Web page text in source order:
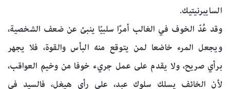
السايبرنيتيك.
وقد عُدّ الخوف في الغالب أمرًا سلبيّا ينبئ عن ضعف الشخصية،
ويجعل المرء خاضعا لمن يتوقع منه البأس والقوة، فلا يجهر
برأي صريح، ولا يقدم على عمل جريء خوفا من وخيم العواقب،
لأن الخائف يسلك سلوك عبد، على رأي هيغل، فالسيد في